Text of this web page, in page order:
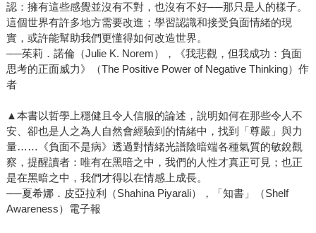
認：擁有這些感覺並沒有不對，也沒有不好──那只是人的樣子。
這個世界有許多地方需要改進；學習認識和接受負面情緒的現
實，或許能幫助我們更懂得如何改造世界。
──茱莉．諾倫（Julie K. Norem），《我悲觀，但我成功：負面
思考的正面威力》（The Positive Power of Negative Thinking）作
者
▲本書以哲學上穩健且令人信服的論述，說明如何在那些令人不
安、卻也是人之為人自然會經驗到的情緒中，找到「尊嚴」與力
量……《負面不是病》透過對情緒光譜陰暗端各種氣質的敏銳觀
察，提醒讀者：唯有在黑暗之中，我們的人性才真正可見；也正
是在黑暗之中，我們才得以在情感上成長。
──夏希娜．皮亞拉利（Shahina Piyarali），「知書」（Shelf
Awareness）電子報